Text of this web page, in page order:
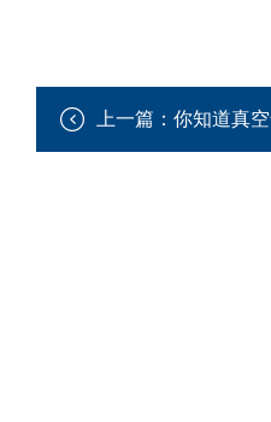
接到客户故
上一篇： 你知道真